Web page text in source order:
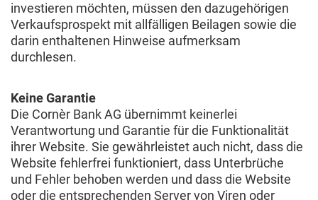
investieren möchten, müssen den dazugehörigen
Verkaufsprospekt mit allfälligen Beilagen sowie die
darin enthaltenen Hinweise aufmerksam
durchlesen.
Keine Garantie
Die Cornèr Bank AG übernimmt keinerlei
Verantwortung und Garantie für die Funktionalität
ihrer Website. Sie gewährleistet auch nicht, dass die
Website fehlerfrei funktioniert, dass Unterbrüche
und Fehler behoben werden und dass die Website
oder die entsprechenden Server von Viren oder